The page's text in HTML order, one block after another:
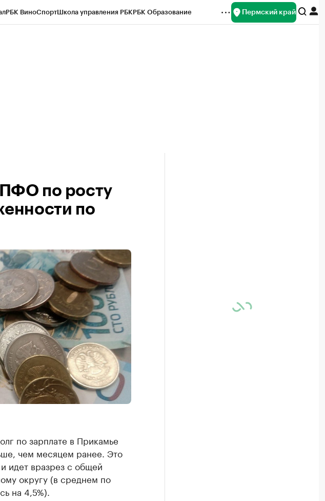
РБК ВиноСпортШкола управления РБКРБК Образование Пермский край
ПФО по росту
по
по зарплате в Прикамье
чем месяцем ранее. Это
идет вразрез с общей
округу (в среднем по
на 4,5%).